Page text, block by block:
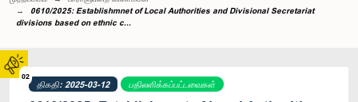
02
0610/2025: Establishmnet of Local Authorities and Divisional Secretariat
divisions based on ethnic c...
திகதி: 2025-03-12 பதிலளிக்கப்பட்டவைகள்